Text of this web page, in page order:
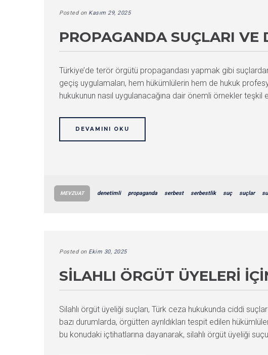
Posted on Kasım 29, 2025
PROPAGANDA SUÇLARI VE
Türkiye’de terör örgütü propagandası yapmak gibi
geçiş uygulamaları, hem hükümlülerin hem de hukuk
hukukunun nasıl uygulanacağına dair önemli örnekler
DEVAMINI OKU
MEVZUAT denetimli propaganda serbest serbestlik suç suçlar
Posted on Ekim 30, 2025
SILAHLI ÖRGÜT ÜYELERI
Silahlı örgüt üyeliği suçları, Türk ceza hukukunda ciddi
bazı durumlarda, örgütten ayrıldıkları tespit edilen
bu konudaki içtihatlarına dayanarak, silahlı örgüt üyeliği